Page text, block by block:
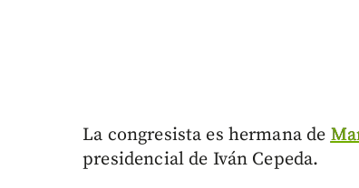
La congresista es hermana de
presidencial de Iván Cepeda.